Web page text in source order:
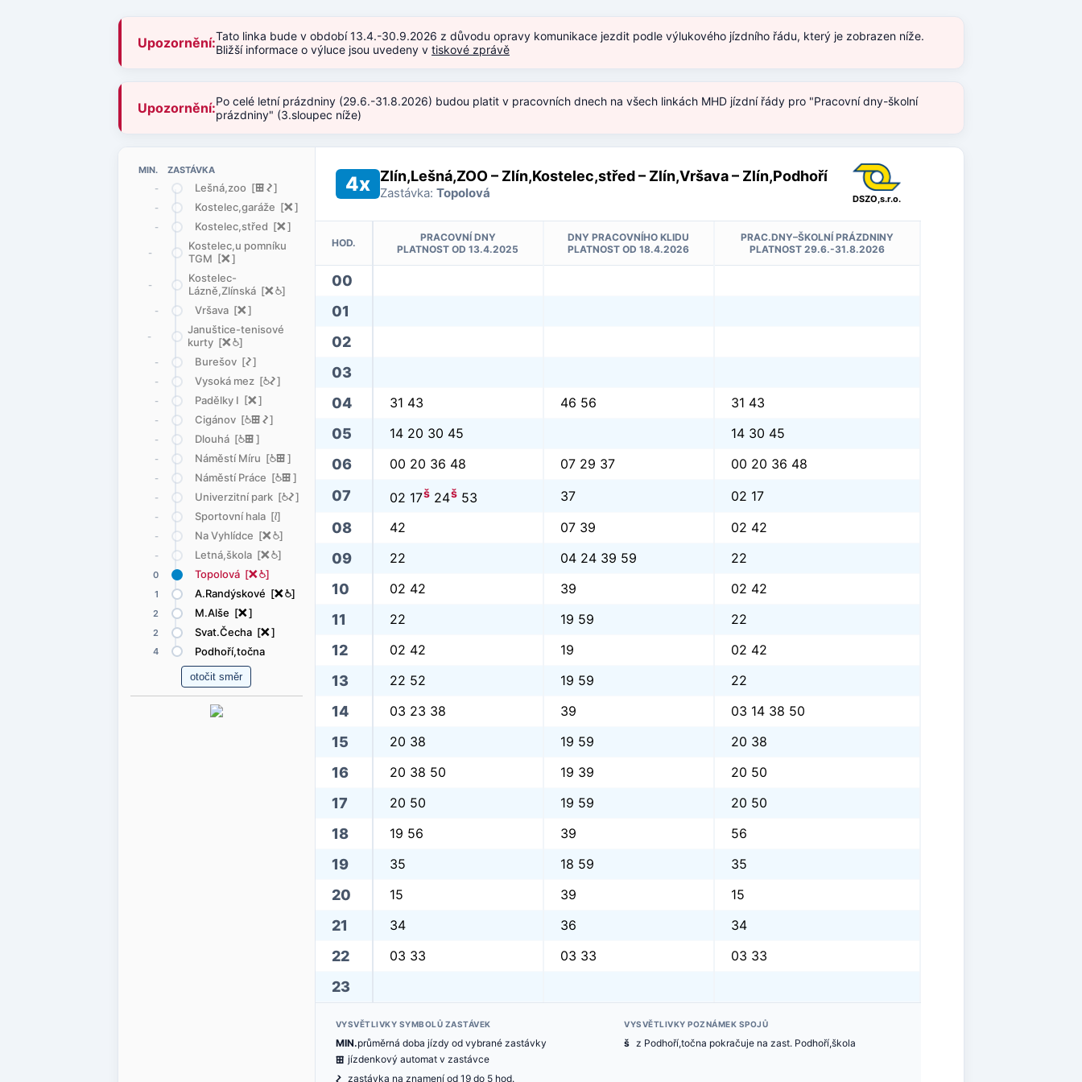
Upozornění:Tato linka bude v období 13.4.-30.9.2026 z důvodu opravy komunikace jezdit podle výlukového jízdního řádu, který je zobrazen níže.
Bližší informace o výluce jsou uvedeny v tiskové zprávě
Upozornění:Po celé letní prázdniny (29.6.-31.8.2026) budou platit v pracovních dnech na všech linkách MHD jízdní řády pro "Pracovní dny-školní
prázdniny" (3.sloupec níže)
MIN. ZASTÁVKA
-
Lešná,zoo [æó]
- Kostelec,garáže [ë]
- Kostelec,střed [ë]
-
Kostelec,u pomníku
TGM [ë]
-
Kostelec-
Lázně,Zlínská [ë@]
- Vršava [ë]
-
Januštice-tenisové
kurty [ë@]
- Burešov [ó]
- Vysoká mez [@ó]
- Padělky I [ë]
- Cigánov [@æó]
- Dlouhá [@æ]
- Náměstí Míru [@æ]
- Náměstí Práce [@æ]
- Univerzitní park [@ó]
- Sportovní hala [<]
- Na Vyhlídce [ë@]
- Letná,škola [ë@]
0 Topolová [ë@]
1 A.Randýskové [ë@]
2 M.Alše [ë]
2 Svat.Čecha [ë]
4 Podhoří,točna
4x Zlín,Lešná,ZOO – Zlín,Kostelec,střed – Zlín,Vršava – Zlín,Podhoří
Zastávka: Topolová DSZO,s.r.o.
HOD.
PRACOVNÍ DNY
PLATNOST OD 13.4.2025
DNY PRACOVNÍHO KLIDU
PLATNOST OD 18.4.2026
PRAC.DNY–ŠKOLNÍ PRÁZDNINY
PLATNOST 29.6.-31.8.2026
00
01
02
03
04
31 43 46 56 31 43
05 14 20 30 45 14 30 45
06 00 20 36 48 07 29 37 00 20 36 48
07 02 17š24š53 37 02 17
08 42 07 39 02 42
09 22 04 24 39 59 22
10 02 42 39 02 42
11 22 19 59 22
12 02 42 19 02 42
13 22 52 19 59 22
14 03 23 38 39 03 14 38 50
15 20 38 19 59 20 38
16 20 38 50 19 39 20 50
17 20 50 19 59 20 50
18 19 56 39 56
19 35 18 59 35
20 15 39 15
21 34 36 34
22 03 33 03 33 03 33
23
VYSVĚTLIVKY SYMBOLŮ ZASTÁVEK
MIN.průměrná doba jízdy od vybrané zastávky
æ jízdenkový automat v zastávce
zastávka na znamení od 19 do 5 hod.
VYSVĚTLIVKY POZNÁMEK SPOJŮ
š z Podhoří,točna pokračuje na zast. Podhoří,škola